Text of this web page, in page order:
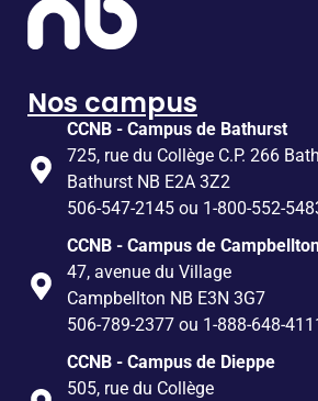
Nos campus
CCNB - Campus de Bathurst
725, rue du Collège C.P. 266
Bathurst NB E2A 3Z2
506-547-2145 ou 1-800-552-
CCNB - Campus de
47, avenue du Village
Campbellton NB E3N 3G7
506-789-2377 ou 1-888-648-
CCNB - Campus de Dieppe
505, rue du Collège